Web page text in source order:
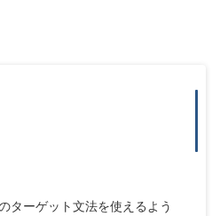
ターゲット文法を使えるよう